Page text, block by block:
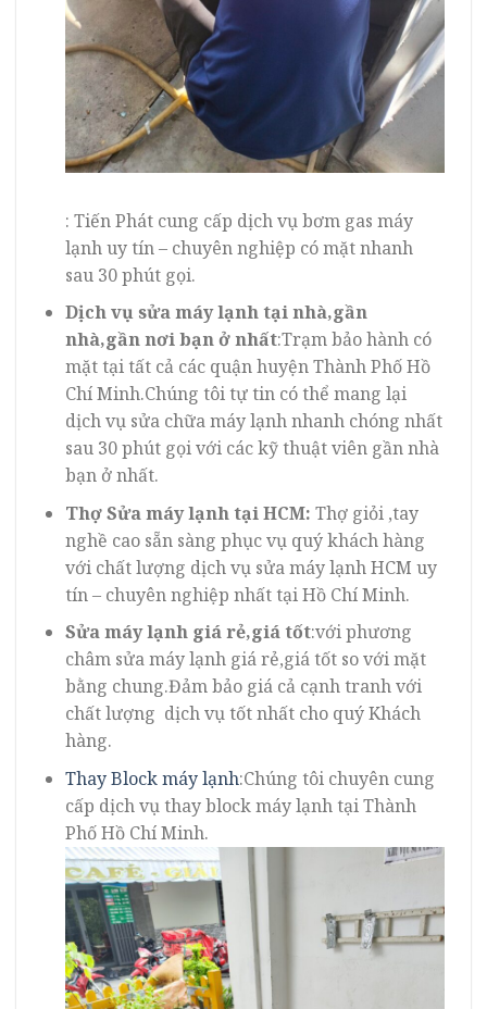
: Tiến Phát cung cấp dịch vụ bơm gas máy
lạnh uy tín – chuyên nghiệp có mặt nhanh
sau 30 phút gọi.
Dịch vụ sửa máy lạnh tại nhà,gần
nhà,gần nơi bạn ở nhất:Trạm bảo hành có
mặt tại tất cả các quận huyện Thành Phố Hồ
Chí Minh.Chúng tôi tự tin có thể mang lại
dịch vụ sửa chữa máy lạnh nhanh chóng nhất
sau 30 phút gọi với các kỹ thuật viên gần nhà
bạn ở nhất.
Thợ Sửa máy lạnh tại HCM: Thợ giỏi ,tay
nghề cao sẵn sàng phục vụ quý khách hàng
với chất lượng dịch vụ sửa máy lạnh HCM uy
tín – chuyên nghiệp nhất tại Hồ Chí Minh.
Sửa máy lạnh giá rẻ,giá tốt:với phương
châm sửa máy lạnh giá rẻ,giá tốt so với mặt
bằng chung.Đảm bảo giá cả cạnh tranh với
chất lượng dịch vụ tốt nhất cho quý Khách
hàng.
Thay Block máy lạnh:Chúng tôi chuyên cung
cấp dịch vụ thay block máy lạnh tại Thành
Phố Hồ Chí Minh.